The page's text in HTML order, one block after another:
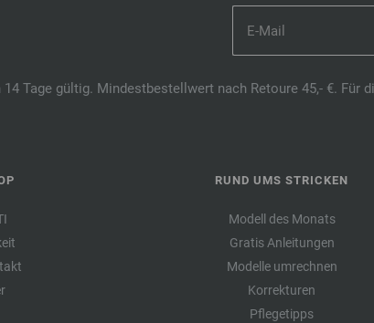
14 Tage gültig. Mindestbestellwert nach Retoure 45,- €.
RUND UMS STRICKEN
Modell des Monats
Gratis Anleitungen
Modelle umrechnen
Korrekturen
Pflegetipps